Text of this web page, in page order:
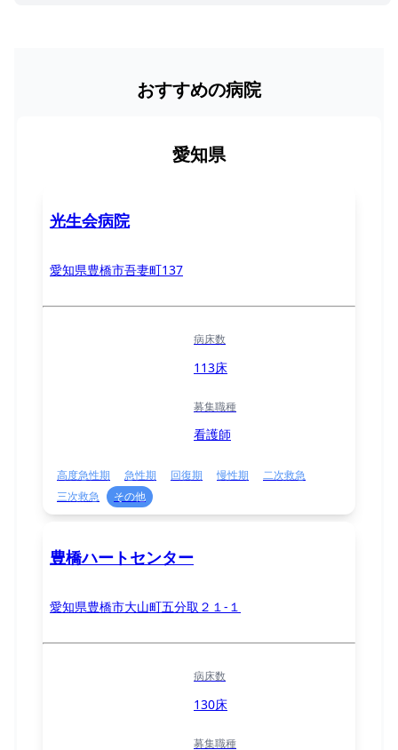
おすすめの病院
愛知県
光生会病院
愛知県豊橋市吾妻町137
病床数
113床
募集職種
看護師
高度急性期 急性期 回復期 慢性期
二次救急
三次救急
その他
豊橋ハートセンター
愛知県豊橋市大山町五分取２１-１
病床数
130床
募集職種